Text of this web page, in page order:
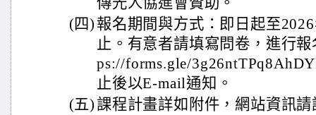
(四) 報名期間與方式：即日起至
止。有意者請填寫問卷，進行
ps://forms.gle/
止後以E-mail通知。
(五)課程計畫詳如附件，網站資訊